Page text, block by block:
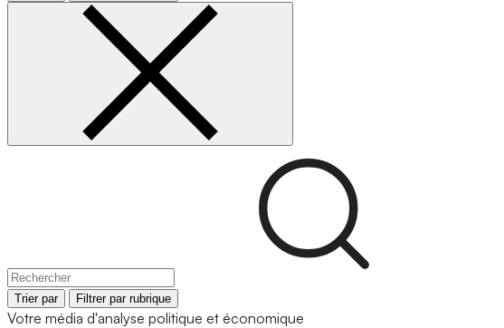
Trier par Filtrer par rubrique
Votre média d'analyse politique et économique